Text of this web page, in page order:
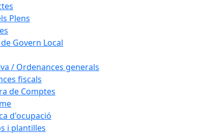
Plens
Govern Local
/ Ordenances generals
fiscals
de Comptes
d'ocupació
i plantilles